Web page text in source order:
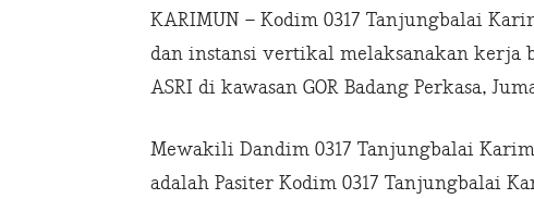
KARIMUN – Kodim 0317 Tanjungbalai
dan instansi vertikal melaksanakan kerja
ASRI di kawasan GOR Badang Perkasa,
Mewakili Dandim 0317 Tanjungbalai
adalah Pasiter Kodim 0317 Tanjungbalai